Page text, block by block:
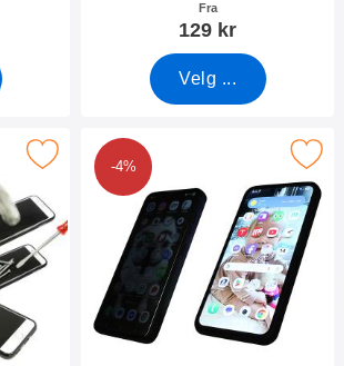
Fra
129 kr
Velg ...
Galaxy S24 Plus 5G (SM-S926B/
-4%
privacy Skjermbeskytter i herdet glass
Merk